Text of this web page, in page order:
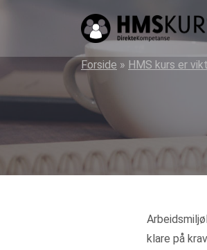
Forside » HMS kurs er
klare på